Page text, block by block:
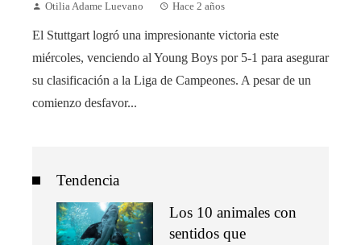
Otilia Adame Luevano Hace 2 años
El Stuttgart logró una impresionante victoria este
miércoles, venciendo al Young Boys por 5-1 para asegurar
su clasificación a la Liga de Campeones. A pesar de un
comienzo desfavor...
Tendencia
Los 10 animales con
sentidos que